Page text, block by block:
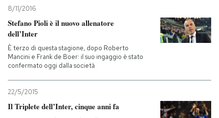
8/11/2016
Stefano Pioli è il nuovo allenatore
dell’Inter
È terzo di questa stagione, dopo Roberto
Mancini e Frank de Boer: il suo ingaggio è stato
confermato oggi dalla società
22/5/2015
Il Triplete dell’Inter, cinque anni fa